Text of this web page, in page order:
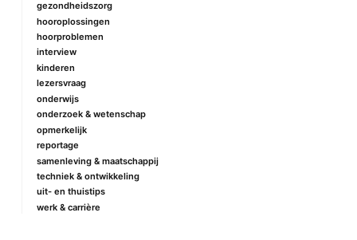
gezondheidszorg
hooroplossingen
hoorproblemen
interview
kinderen
lezersvraag
onderwijs
onderzoek & wetenschap
opmerkelijk
reportage
samenleving & maatschappij
techniek & ontwikkeling
uit- en thuistips
werk & carrière